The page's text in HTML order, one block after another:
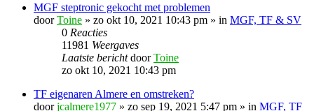
MGF steptronic gekocht met problemen
doorToine » zo okt 10, 2021 10:43 pm » in MGF, TF & SV
0 Reacties
11981 Weergaves
Laatste berichtdoorToine
zo okt 10, 2021 10:43 pm
TF eigenaren Almere en omstreken?
doorjcalmere1977 » zo sep 19, 2021 5:47 pm » in MGF, TF